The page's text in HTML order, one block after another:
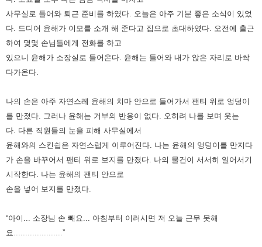
사무실로 들어와 퇴근 준비를 하였다. 오늘은 아주 기분 좋은 소식이 있었
다.
드디어 윤해가 이모를 소개 해 준다고 집으로 초대하였다.
오전에 출근
하여 몇몇 손님들에게 전화를 하고
있으니 윤해가 소장실로 들어온다. 윤해는 들어와 내가 앉은 자리로 바싹
다가온다.
나의 손은 아주 자연스레 윤해의 치마 안으로 들어가서 팬티 위로 엉덩이
를 만졌다.
그러나 윤해는 거부의 반응이 없다. 오히려 나를 보며 웃는
다. 다른 직원들의 눈을 피해 사무실에서
윤해와의 스킨쉽은 자연스럽게 이루어진다. 나는 윤해의 엉덩이를 만지다
가 손을 바꾸어서 팬티 위로 보지를 만졌다. 나의 물건이 서서히 일어서기
시작한다. 나는 윤해의 팬티 안으로
손을 넣어 보지를 만졌다.
“아이... 소장님 손 빼요... 아침부터 이러시면 저 오늘 근무 못해
요.....................”